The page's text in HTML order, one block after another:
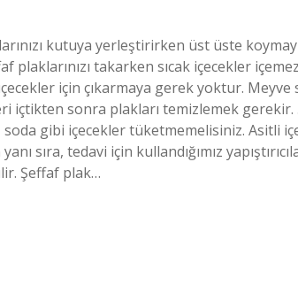
kutuya yerleştirirken üst üste
plaklarınızı takarken sıcak içecekler
için çıkarmaya gerek yoktur.
içtikten sonra plakları temizlemek gerekir.
gibi içecekler tüketmemelisiniz. Asitli
sıra, tedavi için kullandığımız
Şeffaf plak…